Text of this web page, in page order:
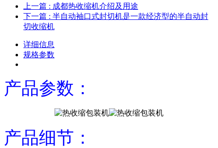
上一篇 : 成都热收缩机介绍及用途
下一篇 : 半自动袖口式封切机是一款经济型的半自动封
切收缩机
详细信息
规格参数
产品参数：
产品细节：